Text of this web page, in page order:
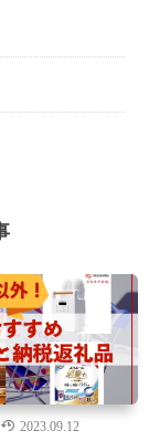
2023.09.12